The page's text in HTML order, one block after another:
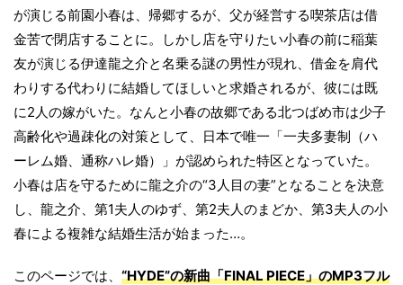
が演じる前園小春は、帰郷するが、父が経営する喫茶店は借
金苦で閉店することに。しかし店を守りたい小春の前に稲葉
友が演じる伊達龍之介と名乗る謎の男性が現れ、借金を肩代
わりする代わりに結婚してほしいと求婚されるが、彼には既
に2人の嫁がいた。なんと小春の故郷である北つばめ市は少子
高齢化や過疎化の対策として、日本で唯一「一夫多妻制（ハ
ーレム婚、通称ハレ婚）」が認められた特区となっていた。
小春は店を守るために龍之介の“3人目の妻”となることを決意
し、龍之介、第1夫人のゆず、第2夫人のまどか、第3夫人の小
春による複雑な結婚生活が始まった…。
このページでは、 “HYDE”の新曲「FINAL PIECE」のMP3フル